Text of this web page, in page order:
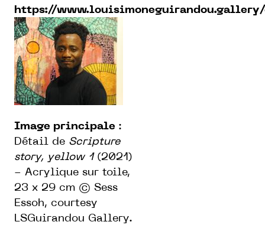
https://
Image principale :
Détail de Scripture
story, yellow 1(2021)
- Acrylique sur toile,
23 x 29 cm © Sess
Essoh, courtesy
LSGuirandou Gallery.